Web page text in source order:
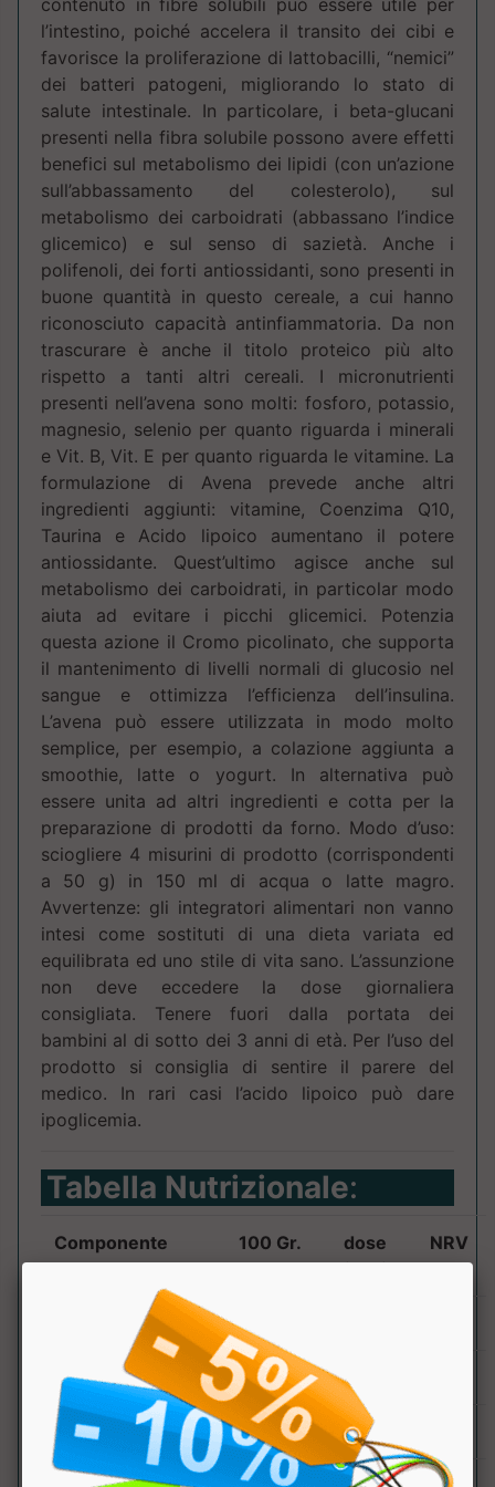
l’intestino, poiché accelera il transito dei cibi e
favorisce la proliferazione di lattobacilli, “nemici”
dei batteri patogeni, migliorando lo stato di
salute intestinale. In particolare, i beta-glucani
presenti nella fibra solubile possono avere effetti
benefici sul metabolismo dei lipidi (con un’azione
sull’abbassamento del colesterolo), sul
metabolismo dei carboidrati (abbassano l’indice
glicemico) e sul senso di sazietà. Anche i
polifenoli, dei forti antiossidanti, sono presenti in
buone quantità in questo cereale, a cui hanno
riconosciuto capacità antinfiammatoria. Da non
trascurare è anche il titolo proteico più alto
rispetto a tanti altri cereali. I micronutrienti
presenti nell’avena sono molti: fosforo, potassio,
magnesio, selenio per quanto riguarda i minerali
e Vit. B, Vit. E per quanto riguarda le vitamine. La
formulazione di Avena prevede anche altri
ingredienti aggiunti: vitamine, Coenzima Q10,
Taurina e Acido lipoico aumentano il potere
antiossidante. Quest’ultimo agisce anche sul
metabolismo dei carboidrati, in particolar modo
aiuta ad evitare i picchi glicemici. Potenzia
questa azione il Cromo picolinato, che supporta
il mantenimento di livelli normali di glucosio nel
sangue e ottimizza l’efficienza dell’insulina.
L’avena può essere utilizzata in modo molto
semplice, per esempio, a colazione aggiunta a
smoothie, latte o yogurt. In alternativa può
essere unita ad altri ingredienti e cotta per la
preparazione di prodotti da forno. Modo d’uso:
sciogliere 4 misurini di prodotto (corrispondenti
a 50 g) in 150 ml di acqua o latte magro.
Avvertenze: gli integratori alimentari non vanno
intesi come sostituti di una dieta variata ed
equilibrata ed uno stile di vita sano. L’assunzione
non deve eccedere la dose giornaliera
consigliata. Tenere fuori dalla portata dei
bambini al di sotto dei 3 anni di età. Per l’uso del
prodotto si consiglia di sentire il parere del
medico. In rari casi l’acido lipoico può dare
ipoglicemia.
Tabella Nutrizionale:
Componente 100 Gr.
dose
(50g)
NRV
KJ 1545
Grassi 6.2g 3.1g